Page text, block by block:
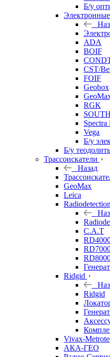
Б/у
Электронные
ADA
BOIF
CST/
FOIF
Geobox
RGK
SOUTH
Spectra
Vega
Б/у
Б/у
Трассоискатели
Назад
GeoMax
Leica
Radiodetection
C.A.T
Ridgid
Ridgid
Vivax-
АКА-ГЕО